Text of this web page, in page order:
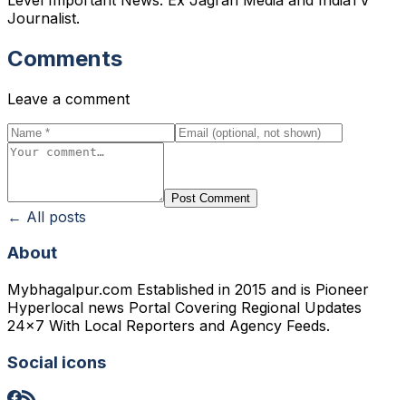
Journalist.
Comments
Leave a comment
Post Comment
← All posts
About
Mybhagalpur.com Established in 2015 and is Pioneer
Hyperlocal news Portal Covering Regional Updates
24x7 With Local Reporters and Agency Feeds.
Social icons